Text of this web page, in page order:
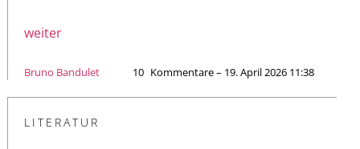
weiter
Bruno Bandulet 10 Kommentare – 19. April 2026 11:38
LITERATUR